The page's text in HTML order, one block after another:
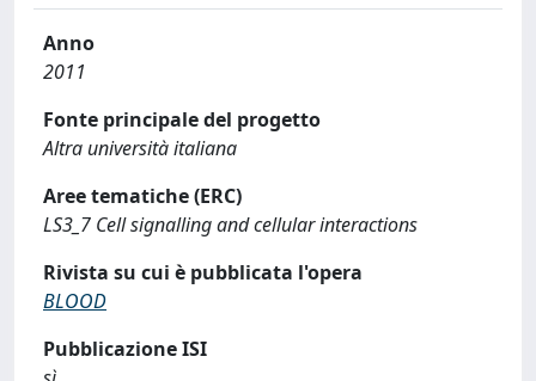
Anno
2011
Fonte principale del progetto
Altra università italiana
Aree tematiche (ERC)
LS3_7 Cell signalling and cellular interactions
Rivista su cui è pubblicata l'opera
BLOOD
Pubblicazione ISI